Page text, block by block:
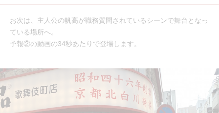
お次は、主人公の帆高が職務質問されているシーンで舞台となっ
ている場所へ。
予報②の動画の34秒あたりで登場します。